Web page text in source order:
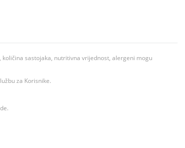
sastojaka, nutritivna vrijednost, alergeni mogu
za Korisnike.